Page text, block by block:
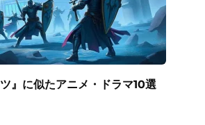
ツ』に似たアニメ・ドラマ10選